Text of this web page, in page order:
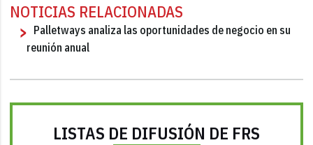
NOTICIAS RELACIONADAS
Palletways analiza las oportunidades de negocio en su
reunión anual
LISTAS DE DIFUSIÓN DE FRS